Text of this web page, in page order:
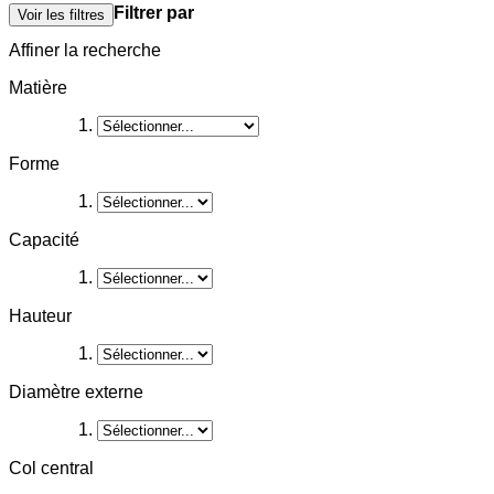
Voir les filtres
Filtrer par
Affiner la recherche
Matière
Forme
Capacité
Hauteur
Diamètre externe
Col central